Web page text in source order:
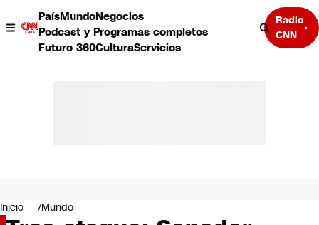
PaísMundoNegocios
Podcast y Programas completos
Futuro 360CulturaServicios
Radio
CNN
Negocios
Deportes
Inicio Mundo